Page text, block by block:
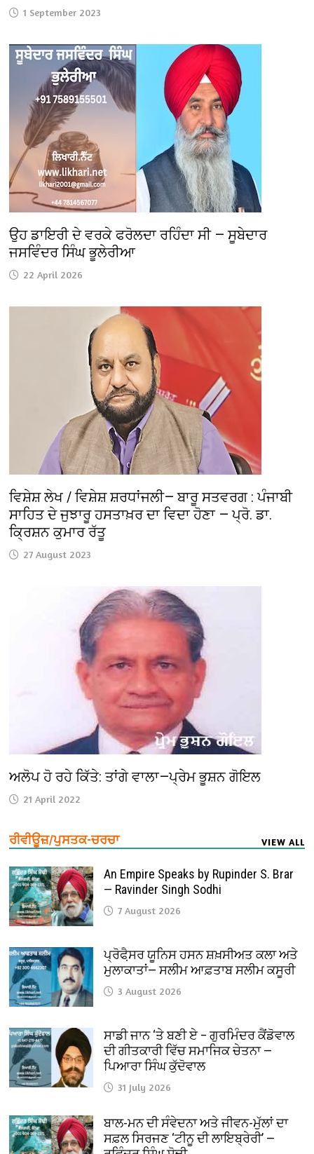
1 September 2023
ਉਹ ਡਾਇਰੀ ਦੇ ਵਰਕੇ ਫਰੋਲਦਾ ਰਹਿੰਦਾ ਸੀ — ਸੂਬੇਦਾਰ
ਜਸਵਿੰਦਰ ਸਿੰਘ ਭੂਲੇਰੀਆ
22 April 2026
ਵਿਸ਼ੇਸ਼ ਲੇਖ / ਵਿਸ਼ੇਸ਼ ਸ਼ਰਧਾਂਜਲੀ— ਬਾਰੂ ਸਤਵਰਗ : ਪੰਜਾਬੀ
ਸਾਹਿਤ ਦੇ ਜੁਝਾਰੂ ਹਸਤਾਖ਼ਰ ਦਾ ਵਿਦਾ ਹੋਣਾ — ਪ੍ਰੋ. ਡਾ.
ਕ੍ਰਿਸ਼ਨ ਕੁਮਾਰ ਰੱਤੂ
27 August 2023
ਅਲੋਪ ਹੋ ਰਹੇ ਕਿੱਤੇ: ਤਾਂਗੇ ਵਾਲਾ—ਪ੍ਰੇਮ ਭੂਸ਼ਨ ਗੋਇਲ
21 April 2022
ਰੀਵੀਊਜ਼/ਪੁਸਤਕ-ਚਰਚਾ VIEW ALL
An Empire Speaks by Rupinder S. Brar
— Ravinder Singh Sodhi
7 August 2026
ਪ੍ਰੋਫੈ਼ਸਰ ਯੂਨਿਸ ਹਸਨ ਸ਼ਖ਼ਸੀਅਤ ਕਲਾ ਅਤੇ
ਮੁਲਾਕਾਤਾਂ— ਸਲੀਮ ਆਫ਼ਤਾਬ ਸਲੀਮ ਕਸੂਰੀ
3 August 2026
ਸਾਡੀ ਜਾਨ ‘ਤੇ ਬਣੀ ਏ – ਗੁਰਮਿੰਦਰ ਕੈਂਡੋਵਾਲ
ਦੀ ਗੀਤਕਾਰੀ ਵਿੱਚ ਸਮਾਜਿਕ ਚੇਤਨਾ —
ਪਿਆਰਾ ਸਿੰਘ ਕੁੱਦੋਵਾਲ
31 July 2026
ਬਾਲ-ਮਨ ਦੀ ਸੰਵੇਦਨਾ ਅਤੇ ਜੀਵਨ-ਮੁੱਲਾਂ ਦਾ
ਸਫ਼ਲ ਸਿਰਜਣ ‘ਟੀਨੂ ਦੀ ਲਾਇਬ੍ਰੇਰੀ’ —